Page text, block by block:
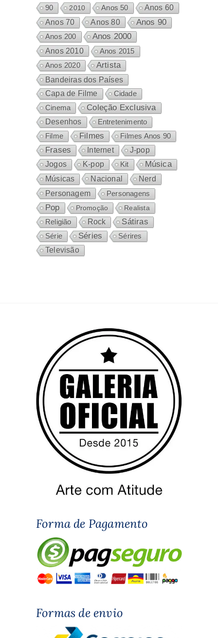
90 2010 Anos 50
Anos 60
Anos 70
Anos 80 Anos 90
Anos 200 Anos 2000
Anos 2010 Anos 2015
Anos 2020 Artista
Bandeiras dos Países
Capa de Filme
Cidade
Cinema
Coleção Exclusiva
Desenhos
Entretenimento
Filme
Filmes Filmes Anos 90
Frases Internet
J-pop
Jogos
K-pop Kit Música
Músicas Nacional Nerd
Personagem Personagens
Pop Promoção
Realista
Religião
Rock Sátiras
Série Séries
Sérires
Televisão
Forma de Pagamento
Formas de envio